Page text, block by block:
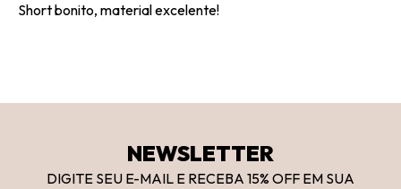
Short bonito, material excelente!
NEWSLETTER
DIGITE SEU E-MAIL E RECEBA 15% OFF EM SUA